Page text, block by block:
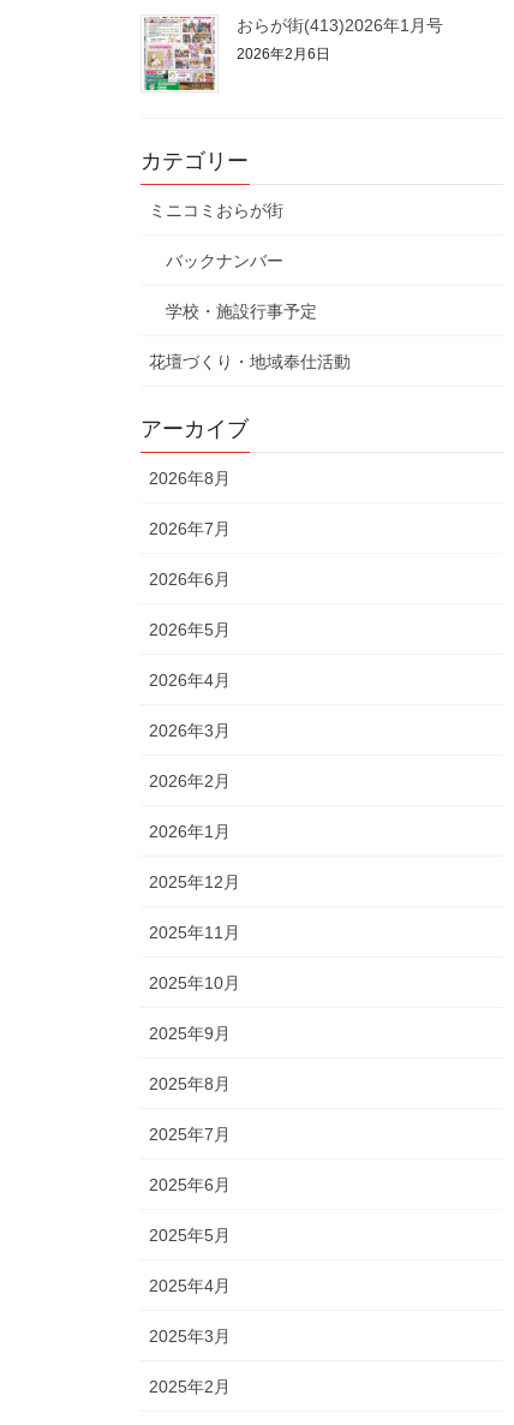
おらが街(413)2026年1月号
2026年2月6日
カテゴリー
ミニコミおらが街
バックナンバー
学校・施設行事予定
花壇づくり・地域奉仕活動
アーカイブ
2026年8月
2026年7月
2026年6月
2026年5月
2026年4月
2026年3月
2026年2月
2026年1月
2025年12月
2025年11月
2025年10月
2025年9月
2025年8月
2025年7月
2025年6月
2025年5月
2025年4月
2025年3月
2025年2月